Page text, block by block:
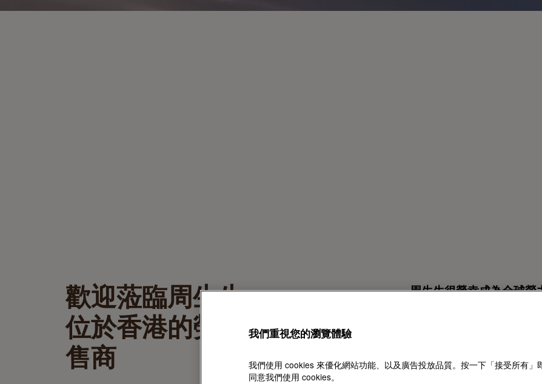
歡迎蒞臨周生生
位於香港的勞力士特約零
售商
周生生很榮幸成為全球勞
我們重視您的瀏覽體驗
我們使用 cookies 來優化網站功能、以及廣告投放品質。按一下「接受所有」
同意我們使用 cookies。